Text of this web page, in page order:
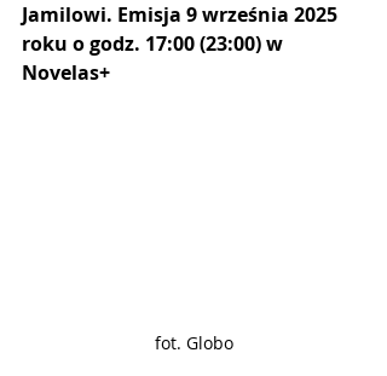
Jamilowi. Emisja 9 września 2025
roku o godz. 17:00 (23:00) w
Novelas+
fot. Globo